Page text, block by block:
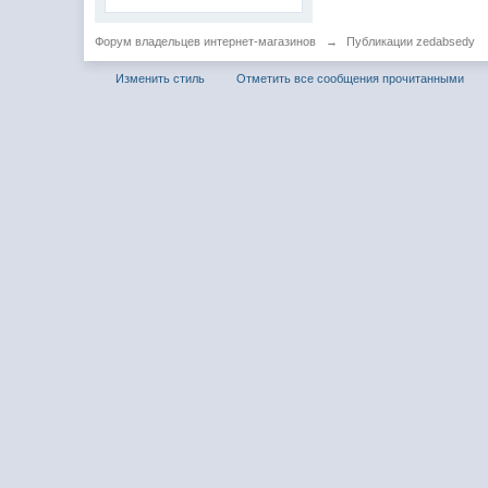
Форум владельцев интернет-магазинов → Публикации zedabsedy
Изменить стиль Отметить все сообщения прочитанными